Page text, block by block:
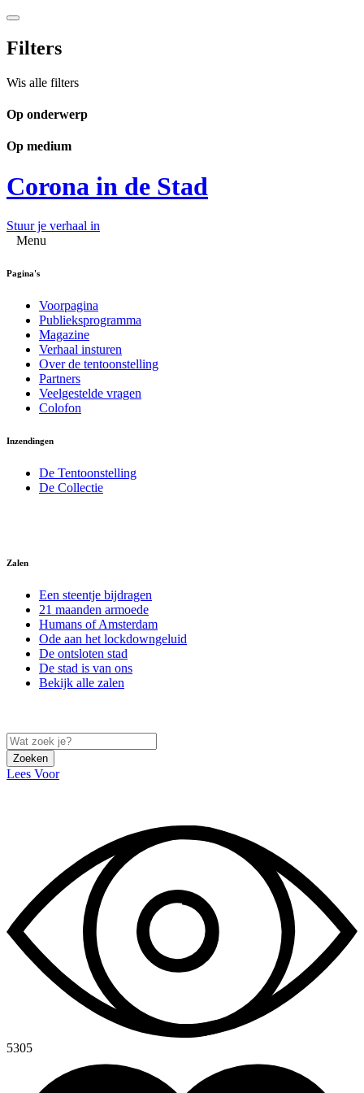
Filters
Wis alle filters
Op onderwerp
Op medium
Corona in de Stad
Stuur je verhaal in
Menu
Pagina's
Voorpagina
Publieksprogramma
Magazine
Verhaal insturen
Over de tentoonstelling
Partners
Veelgestelde vragen
Colofon
Inzendingen
De Tentoonstelling
De Collectie
Zalen
Een steentje bijdragen
21 maanden armoede
Humans of Amsterdam
Ode aan het lockdowngeluid
De ontsloten stad
De stad is van ons
Bekijk alle zalen
Zoeken
Lees Voor
5305